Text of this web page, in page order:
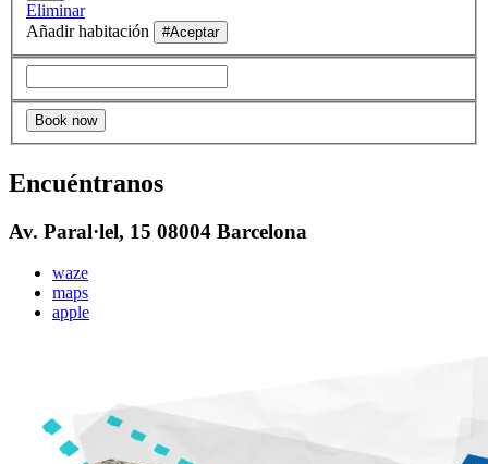
Eliminar
Añadir habitación
Encuéntranos
Av. Paral·lel, 15 08004 Barcelona
waze
maps
apple